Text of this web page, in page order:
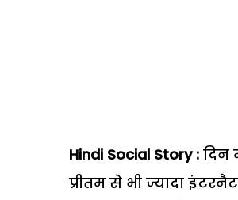
Hindi Social Story : दिन
प्रीतम से भी ज्यादा